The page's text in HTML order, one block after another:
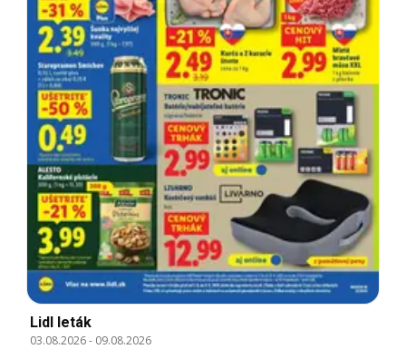
Lidl leták
03.08.2026- 09.08.2026